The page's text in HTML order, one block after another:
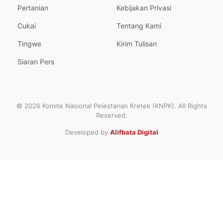
Pertanian
Cukai
Tingwe
Siaran Pers
Kebijakan Privasi
Tentang Kami
Kirim Tulisan
© 2026 Komite Nasional Pelestarian Kretek (KNPK). All Rights
Reserved.
Developed by Alifbata Digital